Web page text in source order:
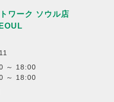
ワーク ソウル店
～ 18:00
～ 18:00